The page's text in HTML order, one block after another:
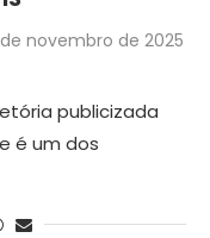
de novembro de 2025
publicizada
é um dos